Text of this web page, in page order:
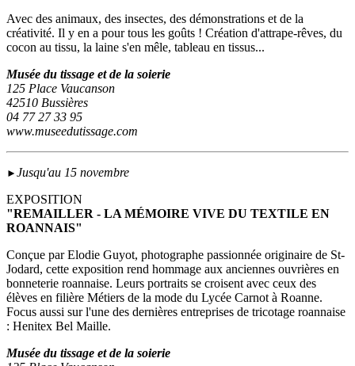
Avec des animaux, des insectes, des démonstrations et de la
créativité. Il y en a pour tous les goûts ! Création d'attrape-rêves, du
cocon au tissu, la laine s'en mêle, tableau en tissus...
Musée du tissage et de la soierie
125 Place Vaucanson
42510 Bussières
04 77 27 33 95
www.museedutissage.com
► Jusqu'au 15 novembre
EXPOSITION
"REMAILLER - LA MÉMOIRE VIVE DU TEXTILE EN
ROANNAIS"
Conçue par Elodie Guyot, photographe passionnée originaire de St-
Jodard, cette exposition rend hommage aux anciennes ouvrières en
bonneterie roannaise. Leurs portraits se croisent avec ceux des
élèves en filière Métiers de la mode du Lycée Carnot à Roanne.
Focus aussi sur l'une des dernières entreprises de tricotage roannaise
: Henitex Bel Maille.
Musée du tissage et de la soierie